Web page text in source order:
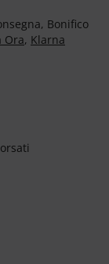
Bonifico
Ora, Klarna